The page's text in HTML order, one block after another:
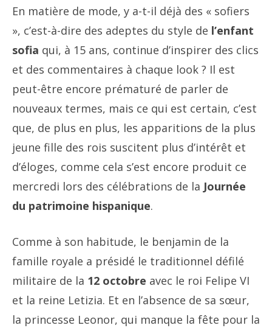
En matière de mode, y a-t-il déjà des « sofiers
», c’est-à-dire des adeptes du style de l’enfant
sofia qui, à 15 ans, continue d’inspirer des clics
et des commentaires à chaque look ? Il est
peut-être encore prématuré de parler de
nouveaux termes, mais ce qui est certain, c’est
que, de plus en plus, les apparitions de la plus
jeune fille des rois suscitent plus d’intérêt et
d’éloges, comme cela s’est encore produit ce
mercredi lors des célébrations de la Journée
du patrimoine hispanique.
Comme à son habitude, le benjamin de la
famille royale a présidé le traditionnel défilé
militaire de la 12 octobre avec le roi Felipe VI
et la reine Letizia. Et en l’absence de sa sœur,
la princesse Leonor, qui manque la fête pour la